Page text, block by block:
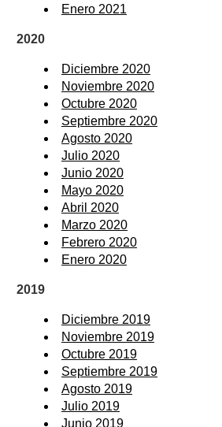
Enero 2021
2020
Diciembre 2020
Noviembre 2020
Octubre 2020
Septiembre 2020
Agosto 2020
Julio 2020
Junio 2020
Mayo 2020
Abril 2020
Marzo 2020
Febrero 2020
Enero 2020
2019
Diciembre 2019
Noviembre 2019
Octubre 2019
Septiembre 2019
Agosto 2019
Julio 2019
Junio 2019